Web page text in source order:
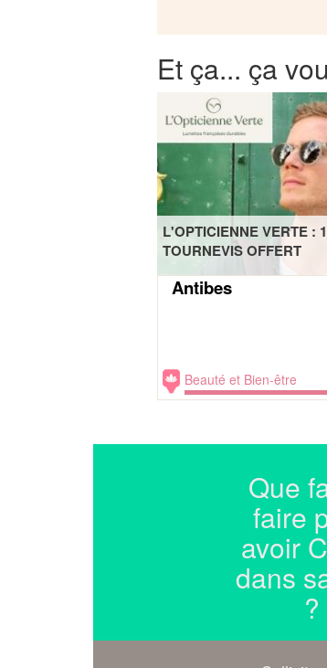
Et ça... ça
L'OPTICIENNE VERTE :
TOURNEVIS OFFERT
Antibes
Beauté et Bien-être
Que
faire
avoir
dans
?